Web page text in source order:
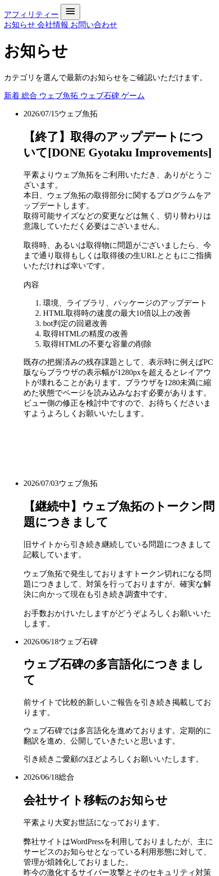
アフィリティー
お知らせ 会社情報 お問い合わせ
お知らせ
カテゴリを選んで最新のお知らせをご確認いただけます。
新着 総合 ウェブ魚拓 ウェブ石碑 ゲーム
2026/07/15ウェブ魚拓
【終了】取得のアップデートにつ
いて[DONE Gyotaku Improvements]
平素よりウェブ魚拓をご利用いただき、ありがとうご
ざいます。
本日、ウェブ魚拓の取得部分に関するプログラムをア
ップデートします。
取得可能サイズなどの変更などは無く、切り替わりは
意識していただく必要はございません。
取得時、あるいは取得物に問題がございましたら、今
まで通り取得もしくは取得後の生URLとともにご指摘
いただければ幸いです。
内容
環境、ライブラリ、パッケージのアップデート
HTML取得時の速度の最大10倍以上の改善
bot判定の回避改善
取得HTMLの精度の改善
取得HTMLの不要な容量の削除
既存の把握済みの残存課題として、表示時に例えばPC
版ならブラウザの表示幅が1280pxを超えるとレイアウ
トが壊れることがあります。ブラウザを1280未満に縮
めた状態でページを読み込みなおす必要があります。
ビュー側の修正を検討中ですので、お待ちくださいま
すようよろしくお願いいたします。
2026/07/03ウェブ魚拓
【継続中】ウェブ魚拓のトークン問
題につきまして
旧サイトから引き続き継続している問題につきまして
記載しています。
ウェブ魚拓で発生しておりますトークン切れになる問
題につきまして、対策を行っておりますが、確実な解
決に向かって現在も引き続き調査中です。
お手数おかけいたしますがどうぞよろしくお願いいた
します。
2026/06/18ウェブ石碑
ウェブ石碑の多言語化につきまし
て
前サイトで比較的新しいご報告を引き続き掲載してお
ります。
ウェブ石碑では多言語化を進めております。定期的に
翻訳を進め、公開していきたいと思います。
引き続きご愛顧のほどよろしくお願いいたします。
2026/06/18総合
会社サイト移転のお知らせ
平素より大変お世話になっております。
弊社サイトはWordPressを利用しておりましたが、主に
サービスのお知らせとなっている利用形態に対して、
管理が煩雑化しておりました。
昨今の激化するサイバー攻撃とそのセキュリティ対策